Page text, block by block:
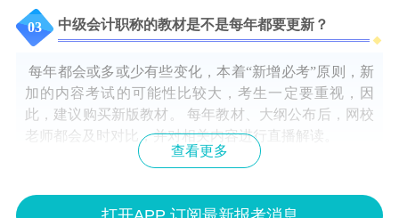
03 中级会计职称的教材是不是每年都要更新？
每年都会或多或少有些变化，本着“新增必考”原则，新
加的内容考试的可能性比较大，考生一定要重视，因
此，建议购买新版教材。 每年教材、大纲公布后，网校
老师都会及时对比，并对相关内容进行直播解读。
04 非财务方向也能学习中级会计职称吗？
查看更多